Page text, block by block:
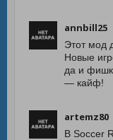
annbill25
Этот мод
Новые
да и
— кайф!
artemz80
В Soccer